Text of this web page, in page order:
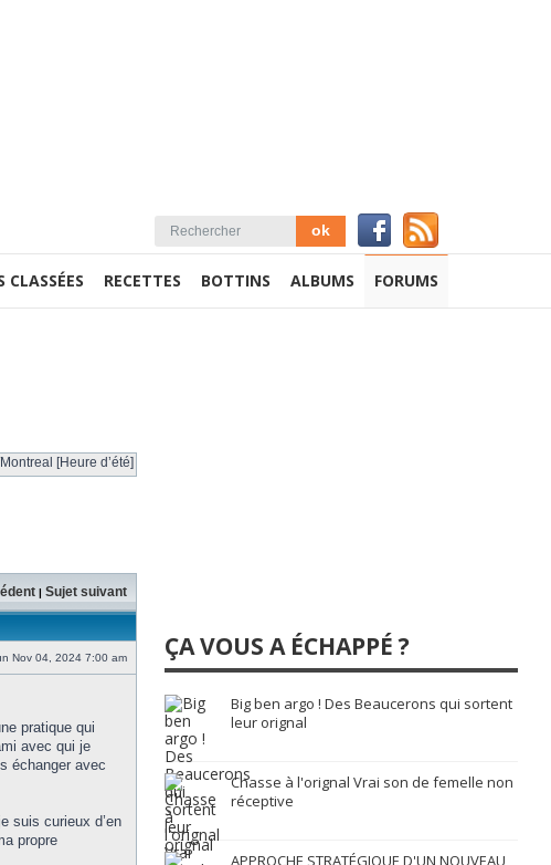
CLASSÉES RECETTES BOTTINS ALBUMS FORUMS
[Heure d’été]
| Sujet suivant
Nov 04, 2024 7:00 am
pratique qui
avec qui je
échanger avec
suis curieux d’en
propre
ÇA VOUS A ÉCHAPPÉ ?
Big ben argo ! Des Beaucerons qui sortent
leur orignal
Chasse à l'orignal Vrai son de femelle non
réceptive
APPROCHE STRATÉGIQUE D'UN NOUVEAU